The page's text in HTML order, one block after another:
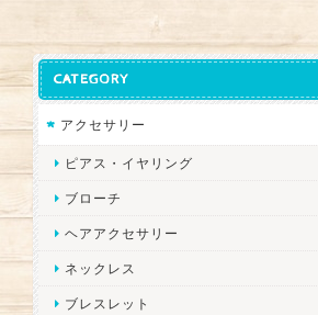
CATEGORY
アクセサリー
ピアス・イヤリング
ブローチ
ヘアアクセサリー
ネックレス
ブレスレット